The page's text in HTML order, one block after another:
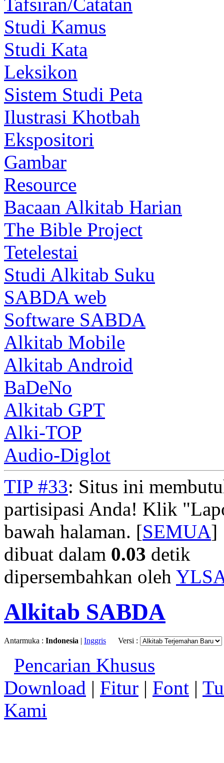
Studi Kamus
Studi Kata
Leksikon
Sistem Studi Peta
Ilustrasi Khotbah
Ekspositori
Gambar
Resource
Bacaan Alkitab Harian
The Bible Project
Tetelestai
Studi Alkitab Suku
SABDA web
Software SABDA
Alkitab Mobile
Alkitab Android
BaDeNo
Alkitab GPT
Alki-TOP
Audio-Diglot
TIP #33: Situs ini
partisipasi Anda! Klik
bawah halaman. [SEMUA]
dibuat dalam 0.03 detik
dipersembahkan oleh
Alkitab SABDA
Antarmuka : Indonesia | Inggris Versi :
Pencarian Khusus
Download | Fitur | Font |
Kami